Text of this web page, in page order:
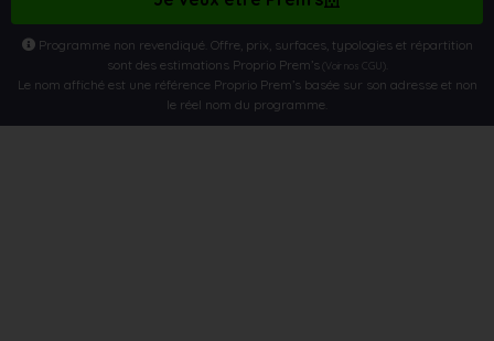
Programme non revendiqué. Offre, prix, surfaces, typologies et répartition
sont des estimations Proprio Prem’s(Voir nos CGU)
Le nom affiché est une référence Proprio Prem’s basée sur son adresse et non
le réel nom du programme.